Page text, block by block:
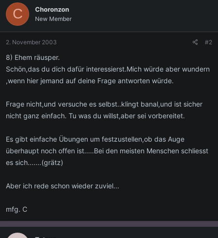
C Choronzon
New Member
2. November 2003 #2
8) Ehem räusper.
Schön,das du dich dafür interessierst.Mich würde aber wundern
,wenn hier jemand auf deine Frage antworten würde.
Frage nicht,und versuche es selbst..klingt banal,und ist sicher
nicht ganz einfach. Tu was du willst,aber sei vorbereitet.
Es gibt einfache Übungen um festzustellen,ob das Auge
überhaupt noch offen ist.....Bei den meisten Menschen schliesst
es sich.......(grätz)
Aber ich rede schon wieder zuviel...
mfg. C